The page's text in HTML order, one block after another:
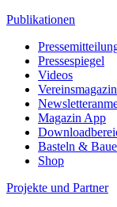
Publikationen
Pressespiegel
Videos
Magazin App
Basteln &
Shop
Projekte und Partner